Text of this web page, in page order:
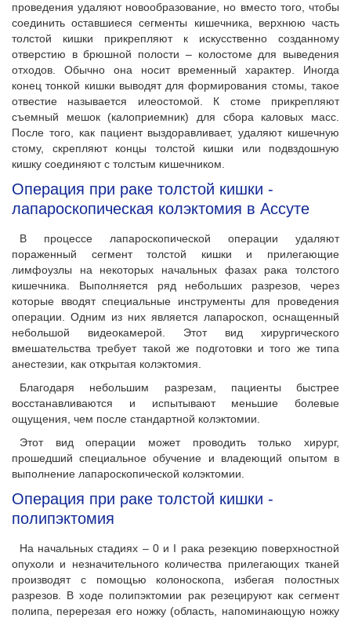
проведения удаляют новообразование, но вместо того, чтобы
соединить оставшиеся сегменты кишечника, верхнюю часть
толстой кишки прикрепляют к искусственно созданному
отверстию в брюшной полости – колостоме для выведения
отходов. Обычно она носит временный характер. Иногда
конец тонкой кишки выводят для формирования стомы, такое
отвестие называется илеостомой. К стоме прикрепляют
съемный мешок (калоприемник) для сбора каловых масс.
После того, как пациент выздоравливает, удаляют кишечную
стому, скрепляют концы толстой кишки или подвздошную
кишку соединяют с толстым кишечником.
Операция при раке толстой кишки -
лапароскопическая колэктомия в Ассуте
В процессе лапароскопической операции удаляют
пораженный сегмент толстой кишки и прилегающие
лимфоузлы на некоторых начальных фазах рака толстого
кишечника. Выполняется ряд небольших разрезов, через
которые вводят специальные инструменты для проведения
операции. Одним из них является лапароскоп, оснащенный
небольшой видеокамерой. Этот вид хирургического
вмешательства требует такой же подготовки и того же типа
анестезии, как открытая колэктомия.
Благодаря небольшим разрезам, пациенты быстрее
восстанавливаются и испытывают меньшие болевые
ощущения, чем после стандартной колэктомии.
Этот вид операции может проводить только хирург,
прошедший специальное обучение и владеющий опытом в
выполнение лапароскопической колэктомии.
Операция при раке толстой кишки -
полипэктомия
На начальных стадиях – 0 и I рака резекцию поверхностной
опухоли и незначительного количества прилегающих тканей
производят с помощью колоноскопа, избегая полостных
разрезов. В ходе полипэктомии рак резецируют как сегмент
полипа, перерезая его ножку (область, напоминающую ножку